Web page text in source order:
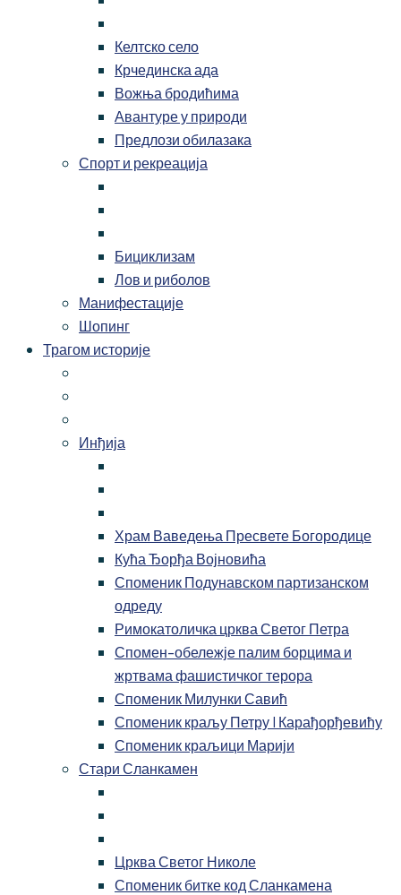
Келтско село
Крчединска ада
Вожња бродићима
Авантуре у природи
Предлози обилазака
Спорт и рекреација
Бициклизам
Лов и риболов
Манифестације
Шопинг
Трагом историје
Инђија
Храм Ваведења Пресвете Богородице
Кућа Ђорђа Војновића
Споменик Подунавском партизанском
одреду
Римокатоличка црква Светог Петра
Спомен-обележје палим борцима и
жртвама фашистичког терора
Споменик Милунки Савић
Споменик краљу Петру I Карађорђевићу
Споменик краљици Марији
Стари Сланкамен
Црква Светог Николе
Споменик битке код Сланкамена